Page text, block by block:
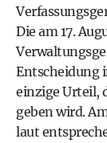
Die am 17.
Entscheidung
einzige Urteil,
geben wird.
laut